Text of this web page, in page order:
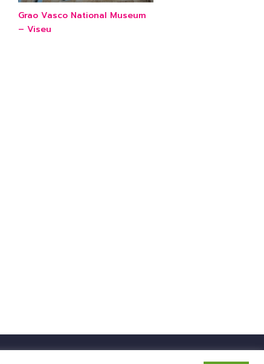
Grao Vasco National Museum
– Viseu